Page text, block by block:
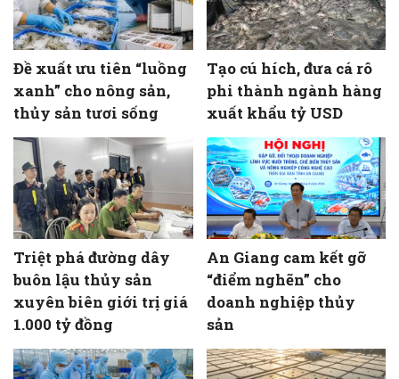
Đề xuất ưu tiên “luồng
xanh” cho nông sản,
thủy sản tươi sống
Tạo cú hích, đưa cá rô
phi thành ngành hàng
xuất khẩu tỷ USD
Triệt phá đường dây
buôn lậu thủy sản
xuyên biên giới trị giá
1.000 tỷ đồng
An Giang cam kết gỡ
“điểm nghẽn” cho
doanh nghiệp thủy
sản